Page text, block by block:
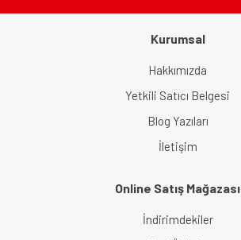
Kurumsal
Hakkımızda
Yetkili Satıcı Belgesi
Blog Yazıları
İletişim
Online Satış Mağazası
İndirimdekiler